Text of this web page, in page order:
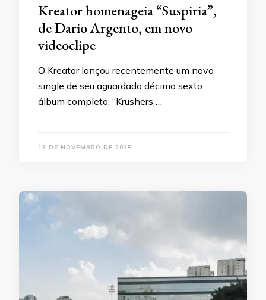
Kreator homenageia “Suspiria”,
de Dario Argento, em novo
videoclipe
O Kreator lançou recentemente um novo
single de seu aguardado décimo sexto
álbum completo, “Krushers …
13 DE NOVEMBRO DE 2025